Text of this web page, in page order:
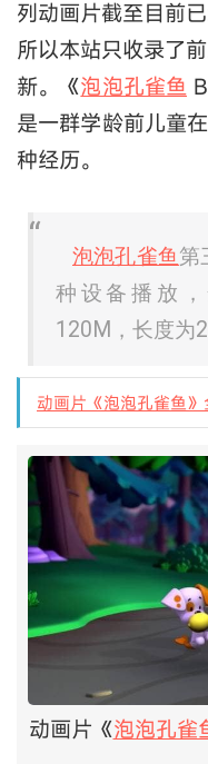
列动画片截至目前
所以本站只收录了
新。《泡泡孔雀鱼
是一群学龄前儿童
种经历。
泡泡孔雀鱼第
种设备播放
120M，长度为
动画片《泡泡孔雀鱼
动画片《泡泡孔雀